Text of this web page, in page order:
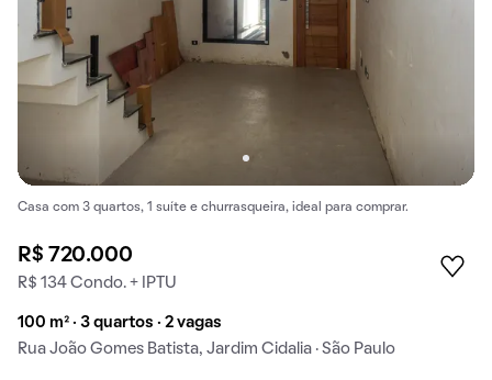
Casa com 3 quartos, 1 suíte e churrasqueira, ideal para comprar.
R$ 720.000
R$ 134 Condo. + IPTU
100 m² · 3 quartos · 2 vagas
Rua João Gomes Batista, Jardim Cidalia · São Paulo